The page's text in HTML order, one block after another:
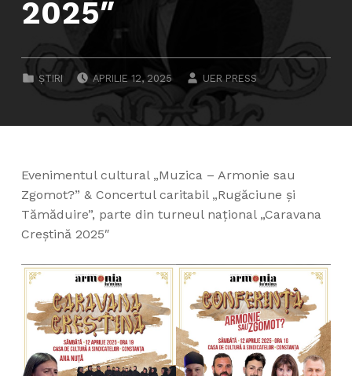
2025″
CATEGORIZED IN:
ȘTIRI APRILIE 12, 2025
WRITTEN BY:
UER PRESS
Evenimentul cultural „Muzica – Armonie sau
Zgomot?” & Concertul caritabil „Rugăciune și
Tămăduire”, parte din turneul național „Caravana
Creștină 2025″